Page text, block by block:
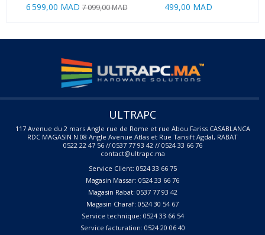
6 599,00 MAD 7 099,00 MAD 499,00 MAD
ULTRAPC
117 Avenue du 2 mars Angle rue de Rome et rue Abou Fariss CASABLANCA
RDC MAGASIN N 08 Angle Avenue Atlas et Rue Tansift Agdal, RABAT
0522 22 47 56 // 0537 77 93 42 // 0524 33 66 76
contact@ultrapc.ma
Service Client: 0524 33 66 75
Magasin Massar: 0524 33 66 76
Magasin Rabat: 0537 77 93 42
Magasin Charaf: 0524 30 54 67
Service technique: 0524 33 66 54
Service facturation: 0524 20 06 40